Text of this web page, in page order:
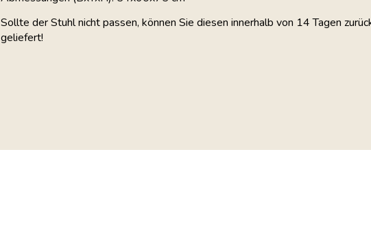
Sollte der Stuhl nicht passen, können Sie diesen innerhalb von 14 Tagen
geliefert!